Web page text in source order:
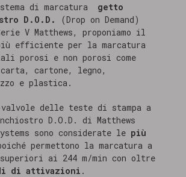
di marcatura getto
D.O.D.
(Drop on Demand)
V Matthews, proponiamo il
efficiente per la marcatura
porosi e non porosi come
cartone, legno,
e plastica.
valvole delle teste di stampa a
D.O.D. di Matthews
sono considerate le più
permettono la marcatura a
ai 244 m/min con oltre
di attivazioni .